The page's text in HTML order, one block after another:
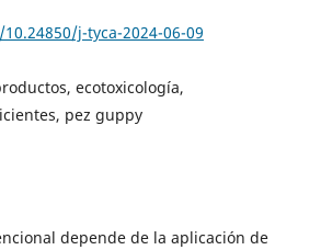
j-tyca-2024-06-09
ecotoxicología,
pez guppy
depende de la aplicación de